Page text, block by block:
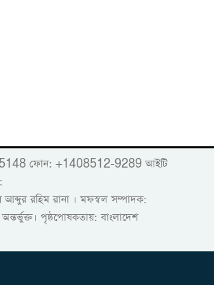
95148 ফোন: +1408512-9289 আইটি
রহিম রানা । মফস্বল সম্পাদক:
পৃষ্ঠপোষকতায়: বাংলাদেশ